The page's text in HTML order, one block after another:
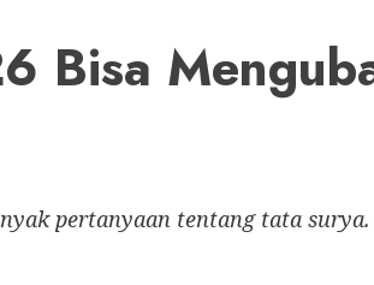
Bisa
pertanyaan tentang tata